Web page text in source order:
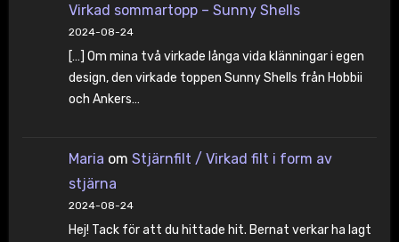
Virkad sommartopp – Sunny Shells
2024-08-24
[…] Om mina två virkade långa vida klänningar i egen
design, den virkade toppen Sunny Shells från Hobbii
och Ankers…
Maria om Stjärnfilt / Virkad filt i form av
stjärna
2024-08-24
Hej! Tack för att du hittade hit. Bernat verkar ha lagt